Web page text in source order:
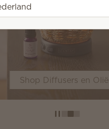
Shop Diffusers en